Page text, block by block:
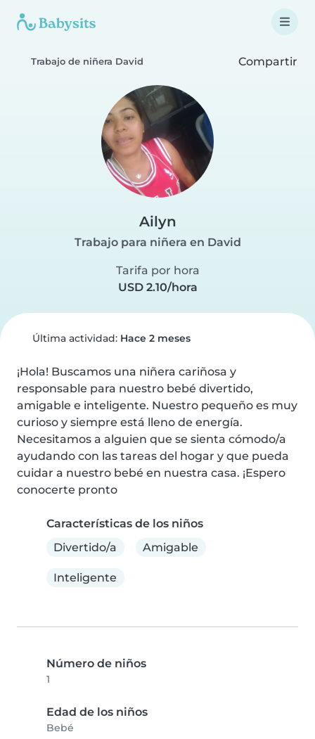
Trabajo de niñera David Compartir
Ailyn
Trabajo para niñera en David
Tarifa por hora
USD 2.10/hora
Última actividad: Hace 2 meses
¡Hola! Buscamos una niñera cariñosa y
responsable para nuestro bebé divertido,
amigable e inteligente. Nuestro pequeño es muy
curioso y siempre está lleno de energía.
Necesitamos a alguien que se sienta cómodo/a
ayudando con las tareas del hogar y que pueda
cuidar a nuestro bebé en nuestra casa. ¡Espero
conocerte pronto
Características de los niños
Divertido/a
Amigable
Inteligente
Número de niños
1
Edad de los niños
Bebé